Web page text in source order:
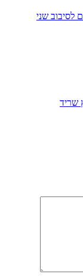
לסיבוב שני
שריד